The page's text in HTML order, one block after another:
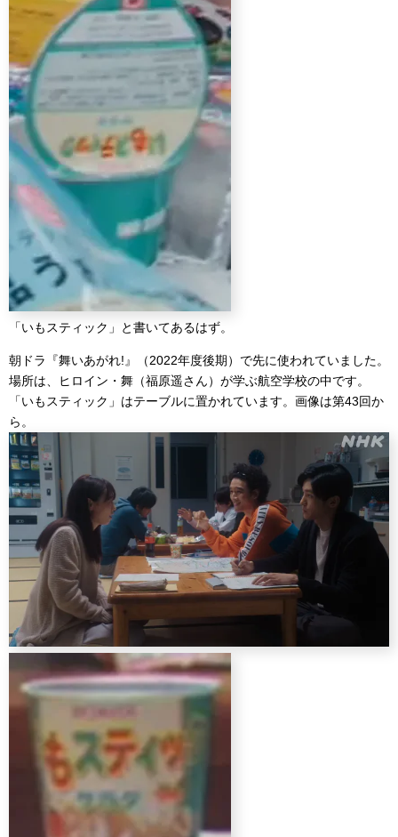
「いもスティック」と書いてあるはず。
朝ドラ『舞いあがれ!』（2022年度後期）で先に使われていました。
場所は、ヒロイン・舞（福原遥さん）が学ぶ航空学校の中です。
「いもスティック」はテーブルに置かれています。画像は第43回か
ら。